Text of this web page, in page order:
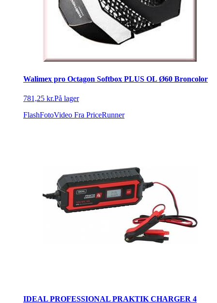
Walimex pro Octagon Softbox PLUS OL Ø60 Broncolor
781,25 kr.På lager
FlashFotoVideo Fra PriceRunner
IDEAL PROFESSIONAL PRAKTIK CHARGER 4